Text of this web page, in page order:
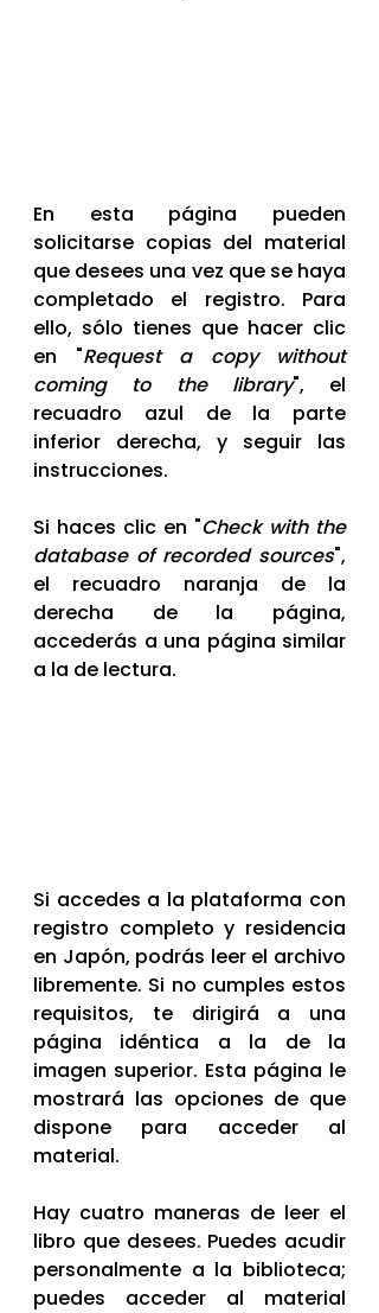
En esta página pueden
solicitarse copias del material
que desees una vez que se haya
completado el registro. Para
ello, sólo tienes que hacer clic
en "Request a copy without
coming to the library", el
recuadro azul de la parte
inferior derecha, y seguir las
instrucciones.
Si haces clic en "Check with the
database of recorded sources",
el recuadro naranja de la
derecha de la página,
accederás a una página similar
a la de lectura.
Si accedes a la plataforma con
registro completo y residencia
en Japón, podrás leer el archivo
libremente. Si no cumples estos
requisitos, te dirigirá a una
página idéntica a la de la
imagen superior. Esta página le
mostrará las opciones de que
dispone para acceder al
material.
Hay cuatro maneras de leer el
libro que desees. Puedes acudir
personalmente a la biblioteca;
puedes acceder al material